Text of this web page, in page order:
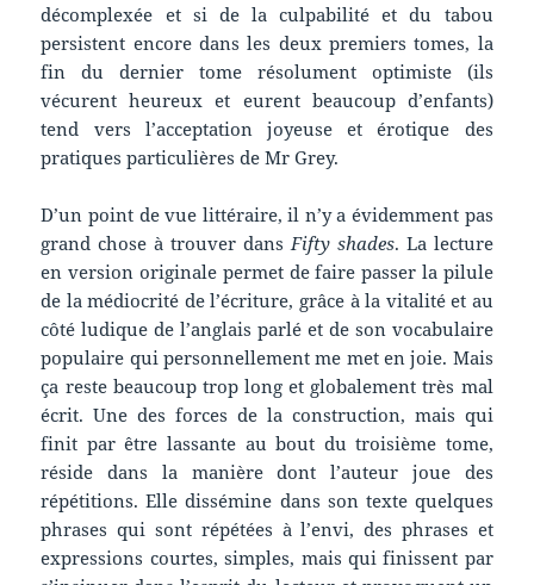
décomplexée et si de la culpabilité et du tabou
persistent encore dans les deux premiers tomes, la
fin du dernier tome résolument optimiste (ils
vécurent heureux et eurent beaucoup d’enfants)
tend vers l’acceptation joyeuse et érotique des
pratiques particulières de Mr Grey.
D’un point de vue littéraire, il n’y a évidemment pas
grand chose à trouver dansFifty shades. La lecture
en version originale permet de faire passer la pilule
de la médiocrité de l’écriture, grâce à la vitalité et au
côté ludique de l’anglais parlé et de son vocabulaire
populaire qui personnellement me met en joie. Mais
ça reste beaucoup trop long et globalement très mal
écrit. Une des forces de la construction, mais qui
finit par être lassante au bout du troisième tome,
réside dans la manière dont l’auteur joue des
répétitions. Elle dissémine dans son texte quelques
phrases qui sont répétées à l’envi, des phrases et
expressions courtes, simples, mais qui finissent par